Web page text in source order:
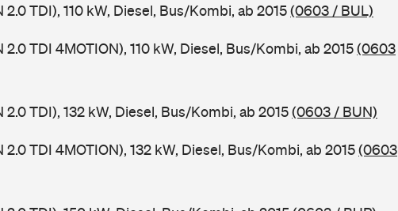
TDI), 110 kW, Diesel, Bus/Kombi, ab 2015(0603 / BUL)
TDI 4MOTION), 110 kW, Diesel, Bus/Kombi, ab 2015(0603
TDI), 132 kW, Diesel, Bus/Kombi, ab 2015(0603 / BUN)
TDI 4MOTION), 132 kW, Diesel, Bus/Kombi, ab 2015(0603